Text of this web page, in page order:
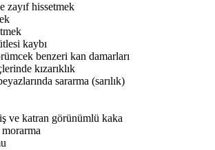
zayıf hissetmek
kaybı
benzeri kan damarları
kızarıklık
sararma (sarılık)
ve katran görünümlü kaka